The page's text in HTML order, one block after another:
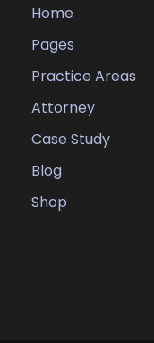
Home
Pages
Practice Areas
Attorney
Case Study
Blog
Shop